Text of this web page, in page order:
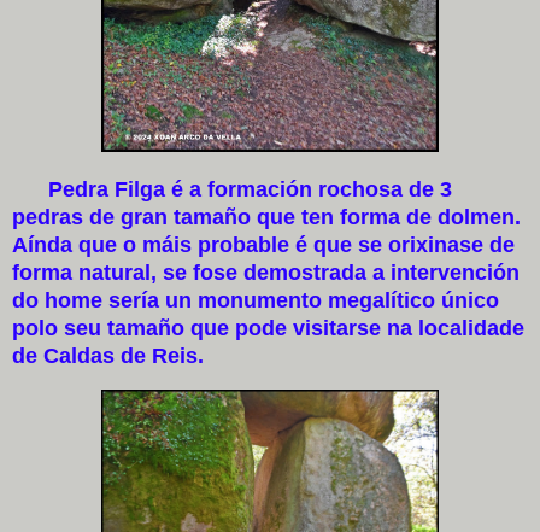
Pedra Filga é a formación rochosa de 3
pedras de gran tamaño que ten forma de dolmen.
Aínda que o máis probable é que se orixinase de
forma natural, se fose demostrada a intervención
do home sería un monumento megalítico único
polo seu tamaño que pode visitarse na localidade
de Caldas de Reis.